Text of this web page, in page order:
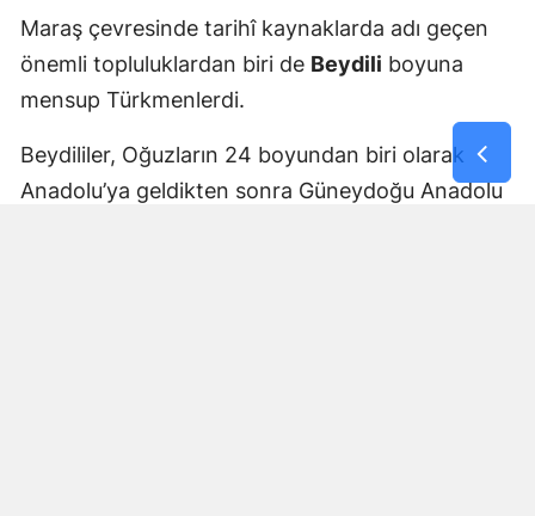
Maraş çevresinde tarihî kaynaklarda adı geçen
önemli topluluklardan biri de Beydili boyuna
mensup Türkmenlerdi.
Beydililer, Oğuzların 24 boyundan biri olarak
Anadolu’ya geldikten sonra Güneydoğu Anadolu